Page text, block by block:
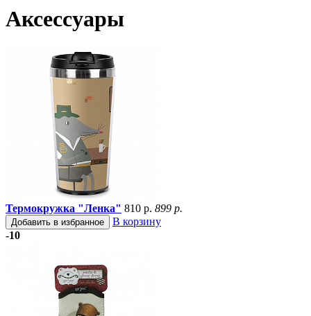
Аксессуары
Термокружка "Ленка" 810 р. 899 р.
Добавить в избранное
В корзину
-10